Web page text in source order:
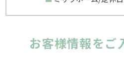
お客様情報をご